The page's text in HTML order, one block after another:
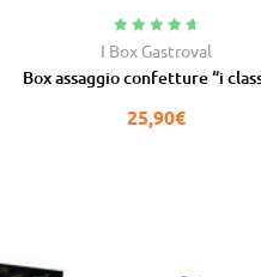
Valutato
4.91
I Box Gastroval
Box assaggio confetture “i
25,90€